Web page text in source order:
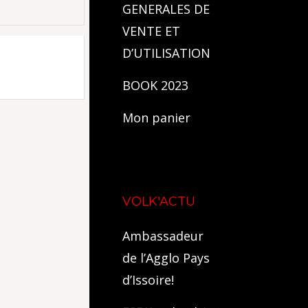
GENERALES DE
VENTE ET
D’UTILISATION
BOOK 2023
Mon panier
VOLK'ACTU
Ambassadeur
de l’Agglo Pays
d’Issoire!